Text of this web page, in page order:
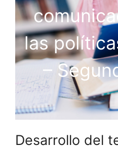
las
–
Desarrollo del